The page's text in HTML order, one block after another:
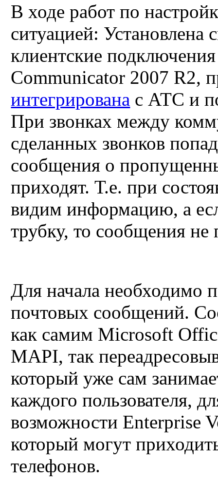
В ходе работ по
ситуацией: Установлена
клиентские
Communicator 2007 R2,
интегрирована с АТС и
При звонках между
сделанных звонков
сообщения о
приходят. Т.е. при
видим информацию, а
трубку, то сообщения не
Для начала необходимо
почтовых сообщений.
как самим Microsoft
MAPI, так
который уже сам
каждого пользователя,
возможности Enterprise
который могут
телефонов.